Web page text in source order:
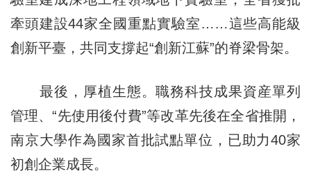
牽頭建設44家全國重點實驗室……這些高能級
創新平臺，共同支撐起“創新江蘇”的脊梁骨架。
最後，厚植生態。職務科技成果資産單列
管理、“先使用後付費”等改革先後在全省推開，
南京大學作為國家首批試點單位，已助力40家
初創企業成長。